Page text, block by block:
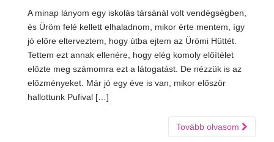
A minap lányom egy iskolás társánál volt vendégségben,
és Üröm felé kellett elhaladnom, mikor érte mentem, így
jó előre elterveztem, hogy útba ejtem az Ürömi Hüttét.
Tettem ezt annak ellenére, hogy elég komoly előítélet
előzte meg számomra ezt a látogatást. De nézzük is az
előzményeket. Már jó egy éve is van, mikor először
hallottunk Pufival […]
Tovább olvasom